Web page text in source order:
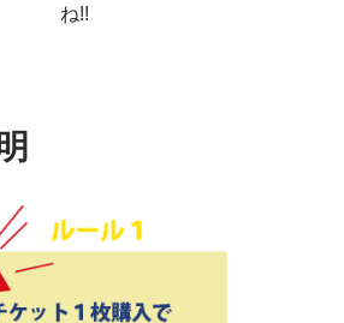
ね!!